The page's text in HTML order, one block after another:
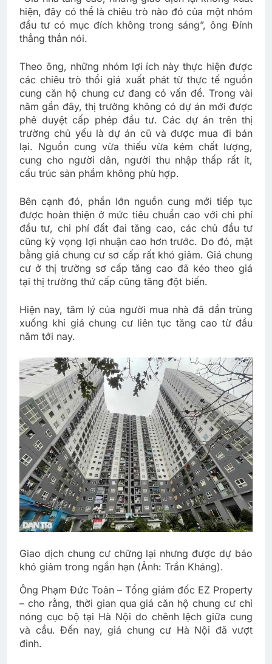
hiện, đây có thể là chiêu trò nào đó của một nhóm
đầu tư có mục đích không trong sáng”, ông Đính
thẳng thắn nói.
Theo ông, những nhóm lợi ích này thực hiện được
các chiêu trò thổi giá xuất phát từ thực tế nguồn
cung căn hộ chung cư đang có vấn đề. Trong vài
năm gần đây, thị trường không có dự án mới được
phê duyệt cấp phép đầu tư. Các dự án trên thị
trường chủ yếu là dự án cũ và được mua đi bán
lại. Nguồn cung vừa thiếu vừa kém chất lượng,
cung cho người dân, người thu nhập thấp rất ít,
cấu trúc sản phẩm không phù hợp.
Bên cạnh đó, phần lớn nguồn cung mới tiếp tục
được hoàn thiện ở mức tiêu chuẩn cao với chi phí
đầu tư, chi phí đất đai tăng cao, các chủ đầu tư
cũng kỳ vọng lợi nhuận cao hơn trước. Do đó, mặt
bằng giá chung cư sơ cấp rất khó giảm. Giá chung
cư ở thị trường sơ cấp tăng cao đã kéo theo giá
tại thị trường thứ cấp cũng tăng đột biến.
Hiện nay, tâm lý của người mua nhà đã dần trùng
xuống khi giá chung cư liên tục tăng cao từ đầu
năm tới nay.
Giao dịch chung cư chững lại nhưng được dự báo
khó giảm trong ngắn hạn (Ảnh: Trần Kháng).
Ông Phạm Đức Toản – Tổng giám đốc EZ Property
– cho rằng, thời gian qua giá căn hộ chung cư chỉ
nóng cục bộ tại Hà Nội do chênh lệch giữa cung
và cầu. Đến nay, giá chung cư Hà Nội đã vượt
đỉnh.